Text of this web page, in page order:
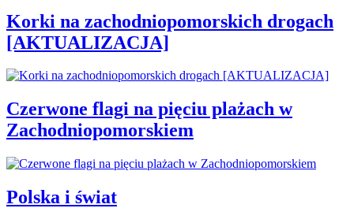
Korki na zachodniopomorskich drogach
[AKTUALIZACJA]
Czerwone flagi na pięciu plażach w
Zachodniopomorskiem
Polska i świat